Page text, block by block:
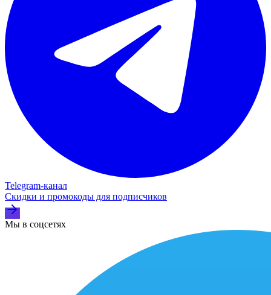
Telegram‑канал
Скидки и промокоды для подписчиков
Мы в соцсетях